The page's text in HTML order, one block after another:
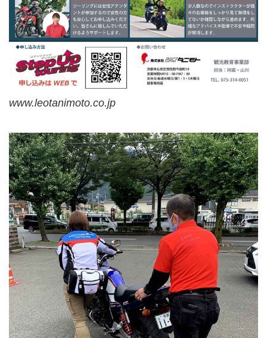
www.leotanimoto.co.jp